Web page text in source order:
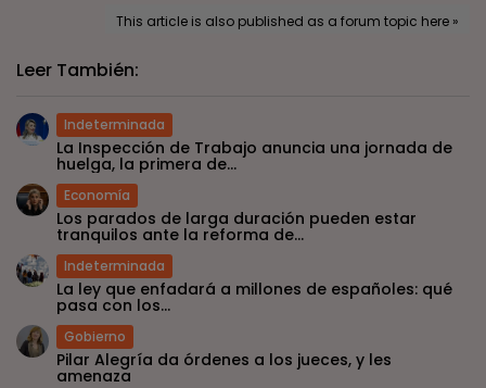
This article is also published as a forum topic here »
Leer También:
Indeterminada
La Inspección de Trabajo anuncia una jornada de
huelga, la primera de...
Economía
Los parados de larga duración pueden estar
tranquilos ante la reforma de...
Indeterminada
La ley que enfadará a millones de españoles: qué
pasa con los...
Gobierno
Pilar Alegría da órdenes a los jueces, y les
amenaza